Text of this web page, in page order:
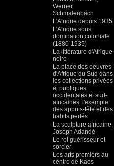
Werner
Schmalenbach
L'Afrique depuis 1935
L'Afrique sous
domination coloniale
(1880-1935)
La littérature d'Afrique
noire
La place des oeuvres
d'Afrique du Sud dans
les collections privées
et publiques
occidentales et sud-
africaines: l'exemple
des appuis-tête et des
habits perlés
La sculpture africaine,
Joseph Adandé
Le roi guérisseur et
sorcier
Les arts premiers au
centre de Kaos